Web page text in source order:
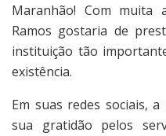
Maranhão! Com muita
Ramos gostaria de
instituição tão
existência.
Em suas redes sociais,
sua gratidão pelos